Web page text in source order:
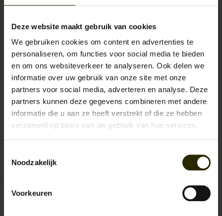
Deze website maakt gebruik van cookies
We gebruiken cookies om content en advertenties te
personaliseren, om functies voor social media te bieden
en om ons websiteverkeer te analyseren. Ook delen we
informatie over uw gebruik van onze site met onze
partners voor social media, adverteren en analyse. Deze
partners kunnen deze gegevens combineren met andere
informatie die u aan ze heeft verstrekt of die ze hebben
verzameld op basis van uw gebruik van hun services.
Noodzakelijk
Voorkeuren
Levertijd:
1 - 3 werkdagen
Artikelnummer:
UB-OF-182-zwart-schrijfmap
EAN:
8718215626602
€129,95Incl. btw
+
TOEVOEGEN AAN
JE BEOORDELING TOEVOEGEN
sterren op basis van